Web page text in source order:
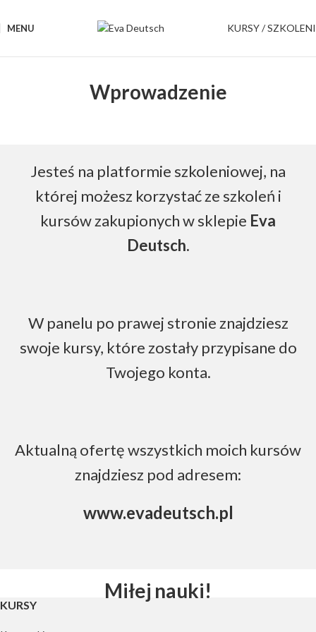
MENU KURSY /
Wprowadzenie
Jesteś na platformie szkoleniowej, na
której możesz korzystać ze szkoleń i
kursów zakupionych w sklepie Eva
Deutsch.
W panelu po prawej stronie znajdziesz
swoje kursy, które zostały przypisane do
Twojego konta.
Aktualną ofertę wszystkich moich kursów
znajdziesz pod adresem:
www.evadeutsch.pl
Miłej nauki!
KURSY